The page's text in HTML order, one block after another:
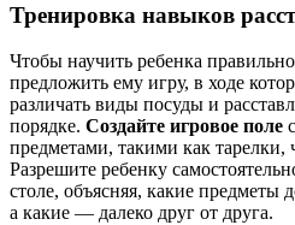
Тренировка навыков
Чтобы научить ребенка
предложить ему игру, в ходе
различать виды посуды и
порядке. Создайте игровое поле
предметами, такими как
Разрешите ребенку
столе, объясняя, какие предметы
а какие — далеко друг от друга.